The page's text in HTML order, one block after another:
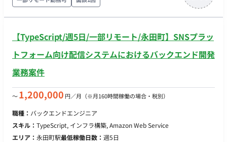
■働き方 ・平日×週5日 ・基本10-19時 ※相談可能 ・基本リモ
ートだが、月1回永田町のオフィス出社
です。 ・配信用管理画面の実装 →運用担当者が操作するブラ
ウザ画面 ・Webページに組み込むタグの実装 →LOAへの流入
開発環境 ・フロント：React, MUI, TypeScript ・バックエン
ド：node, TypeScript ・インフラ：AWS, CDK(TypeScript), ECS
■チーム体制 ・開発者：3名〜4名 ・プロダクトオーナー：1名
（CTOが 兼務） ■開発スタイル・コミュニケーション ▼スプ
リント(半⽉） 〇スプリントプランニング 〇デイリースク
ラム 〇スプリントレビュー（出社。半⽉に1度） 〇スプリ
ントレトロスペクティブ ▼同期コミュニケーション：Gather
〇バーチャルオフィスに出社 〇⾮同期コミュニケーショ
【TypeScript/週5日/一部リモート/永田町】SNSプラッ
トフォーム向け配信システムにおけるバックエンド開発
業務案件
〜1,200,000 円／月 （※月160時間稼働の場合・税別）
職種： バックエンドエンジニア
スキル： TypeScript, インフラ構築, Amazon Web Service
エリア： 永田町駅最低稼働日数： 週5日